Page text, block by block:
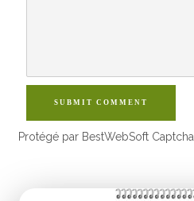
SUBMIT COMMENT
Protégé par BestWebSoft Captcha